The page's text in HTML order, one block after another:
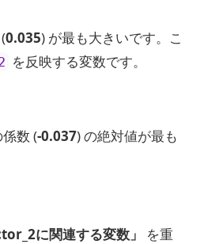
0.035) が最も大きいです。こ
を反映する変数です。
数 (-0.037) の絶対値が最も
に関連する変数」
を重